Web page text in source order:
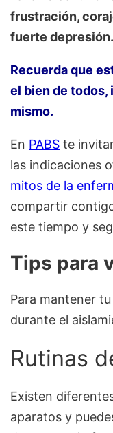
frustración,
fuerte depresión.
Recuerda que
el bien de todos,
mismo.
En PABS te
las indicaciones
mitos de la
compartir
este tiempo y
Tips para
Para mantener
durante el
Rutinas
Existen
aparatos y